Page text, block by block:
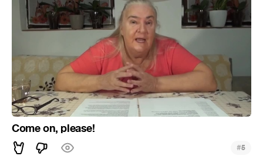
Come on, please!
#5